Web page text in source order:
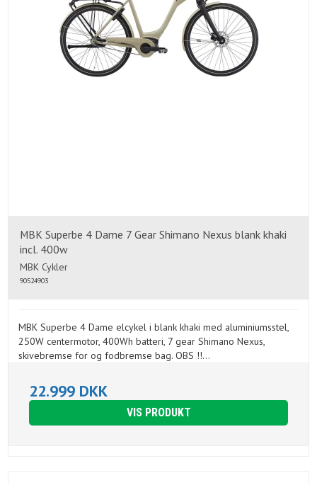
MBK Superbe 4 Dame 7 Gear Shimano Nexus blank khaki
incl. 400w
MBK Cykler
90524903
MBK Superbe 4 Dame elcykel i blank khaki med aluminiumsstel,
250W centermotor, 400Wh batteri, 7 gear Shimano Nexus,
skivebremse for og fodbremse bag. OBS !!...
22.999 DKK
VIS PRODUKT